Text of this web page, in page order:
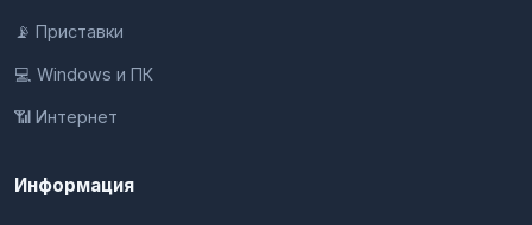
📡 Приставки
💻 Windows и ПК
📶 Интернет
Информация